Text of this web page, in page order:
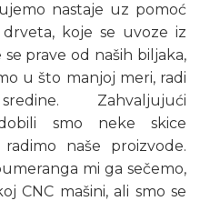
nastaje uz pomoć
koje se uvoze iz
prave od naših biljaka,
u što manjoj meri, radi
Zahvaljujući
dobili smo neke skice
naše proizvode.
mi ga sečemo,
CNC mašini, ali smo se